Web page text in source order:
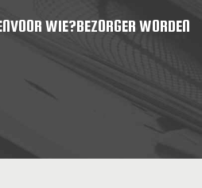
VOOR WIE?BEZORGER WORDEN